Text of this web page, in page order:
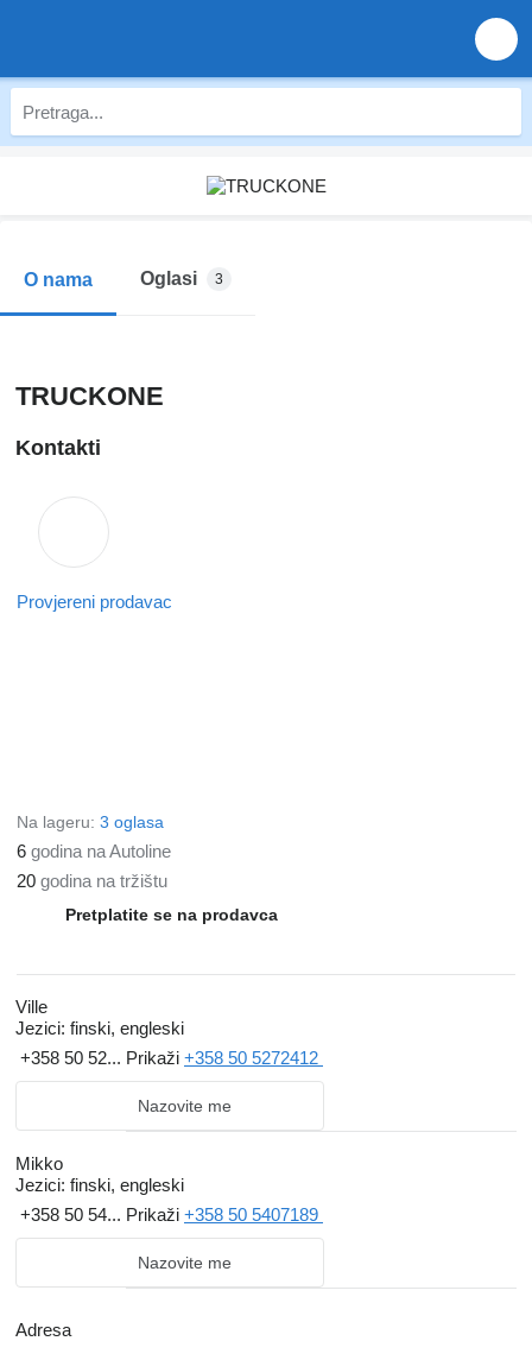
O nama Oglasi 3
TRUCKONE
Kontakti
Provjereni prodavac
Na lageru: 3 oglasa
6 godina na Autoline
20 godina na tržištu
Pretplatite se na prodavca
Ville
Jezici: finski, engleski
+358 50 52... Prikaži +358 50 5272412
Nazovite me
Mikko
Jezici: finski, engleski
+358 50 54... Prikaži +358 50 5407189
Nazovite me
Adresa